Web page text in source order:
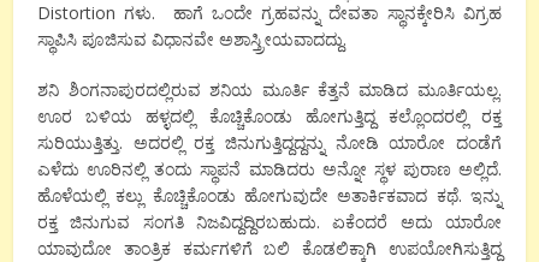
Distortion ಗಳು. ಹಾಗೆ ಒಂದೇ ಗ್ರಹವನ್ನು ದೇವತಾ ಸ್ಥಾನಕ್ಕೇರಿಸಿ ವಿಗ್ರಹ
ಸ್ಥಾಪಿಸಿ ಪೂಜಿಸುವ ವಿಧಾನವೇ ಅಶಾಸ್ತ್ರೀಯವಾದದ್ದು.
ಶನಿ ಶಿಂಗನಾಪುರದಲ್ಲಿರುವ ಶನಿಯ ಮೂರ್ತಿ ಕೆತ್ತನೆ ಮಾಡಿದ ಮೂರ್ತಿಯಲ್ಲ.
ಊರ ಬಳಿಯ ಹಳ್ಳದಲ್ಲಿ ಕೊಚ್ಚಿಕೊಂಡು ಹೋಗುತ್ತಿದ್ದ ಕಲ್ಲೊಂದರಲ್ಲಿ ರಕ್ತ
ಸುರಿಯುತ್ತಿತ್ತು. ಅದರಲ್ಲಿ ರಕ್ತ ಜಿನುಗುತ್ತಿದ್ದದ್ದನ್ನು ನೋಡಿ ಯಾರೋ ದಂಡೆಗೆ
ಎಳೆದು ಊರಿನಲ್ಲಿ ತಂದು ಸ್ಥಾಪನೆ ಮಾಡಿದರು ಅನ್ನೋ ಸ್ಥಳ ಪುರಾಣ ಅಲ್ಲಿದೆ.
ಹೊಳೆಯಲ್ಲಿ ಕಲ್ಲು ಕೊಚ್ಚಿಕೊಂಡು ಹೋಗುವುದೇ ಅತಾರ್ಕಿಕವಾದ ಕಥೆ. ಇನ್ನು
ರಕ್ತ ಜಿನುಗುವ ಸಂಗತಿ ನಿಜವಿದ್ದದ್ದಿರಬಹುದು. ಏಕೆಂದರೆ ಅದು ಯಾರೋ
ಯಾವುದೋ ತಾಂತ್ರಿಕ ಕರ್ಮಗಳಿಗೆ ಬಲಿ ಕೊಡಲಿಕ್ಕಾಗಿ ಉಪಯೋಗಿಸುತ್ತಿದ್ದ